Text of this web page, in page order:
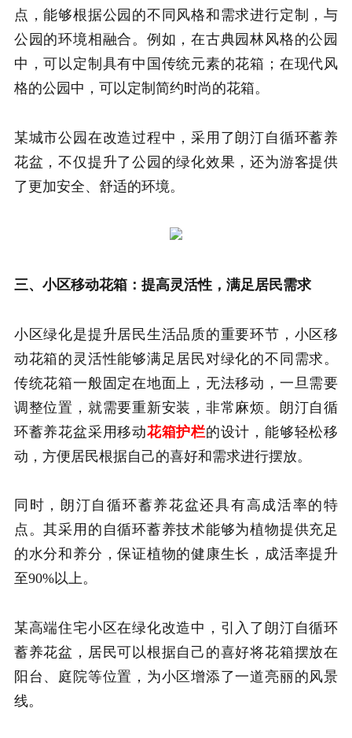
点，能够根据公园的不同风格和需求进行定制，与
公园的环境相融合。例如，在古典园林风格的公园
中，可以定制具有中国传统元素的花箱；在现代风
格的公园中，可以定制简约时尚的花箱。
某城市公园在改造过程中，采用了朗汀自循环蓄养
花盆，不仅提升了公园的绿化效果，还为游客提供
了更加安全、舒适的环境。
三、小区移动花箱：提高灵活性，满足居民需求
小区绿化是提升居民生活品质的重要环节，小区移
动花箱的灵活性能够满足居民对绿化的不同需求。
传统花箱一般固定在地面上，无法移动，一旦需要
调整位置，就需要重新安装，非常麻烦。朗汀自循
环蓄养花盆采用移动花箱护栏的设计，能够轻松移
动，方便居民根据自己的喜好和需求进行摆放。
同时，朗汀自循环蓄养花盆还具有高成活率的特
点。其采用的自循环蓄养技术能够为植物提供充足
的水分和养分，保证植物的健康生长，成活率提升
至90%以上。
某高端住宅小区在绿化改造中，引入了朗汀自循环
蓄养花盆，居民可以根据自己的喜好将花箱摆放在
阳台、庭院等位置，为小区增添了一道亮丽的风景
线。